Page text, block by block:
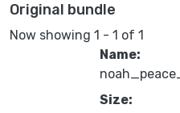
Original bundle
Now showing 1 - 1 of 1
Name:
Size: